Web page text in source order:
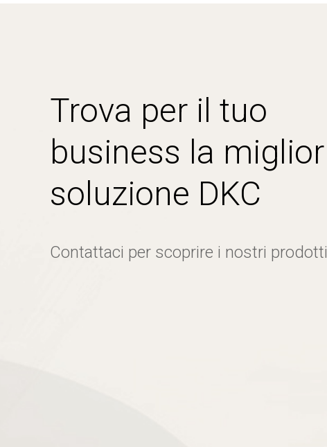
Trova per il tuo
business la miglior
soluzione DKC
Contattaci per scoprire i nostri prodotti